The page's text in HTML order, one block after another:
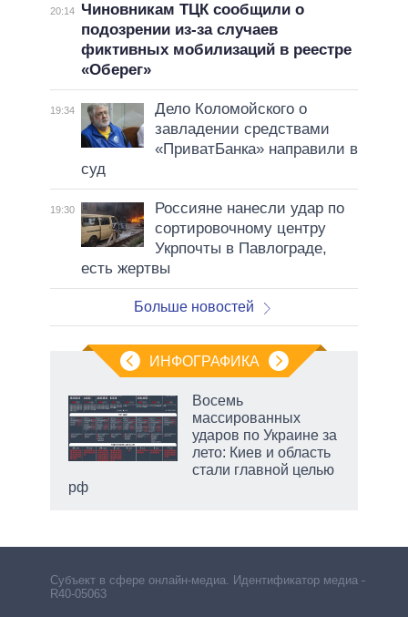
20:14
Чиновникам ТЦК сообщили о
подозрении из-за случаев
фиктивных мобилизаций в реестре
«Оберег»
19:34
Дело Коломойского о
завладении средствами
«ПриватБанка» направили в
суд
19:30
Россияне нанесли удар по
сортировочному центру
Укрпочты в Павлограде,
есть жертвы
Больше новостей
ИНФОГРАФИКА
Восемь
массированных
ударов по Украине за
лето: Киев и область
стали главной целью
рф
Субъект в сфере онлайн-медиа. Идентификатор медиа –
R40-05063